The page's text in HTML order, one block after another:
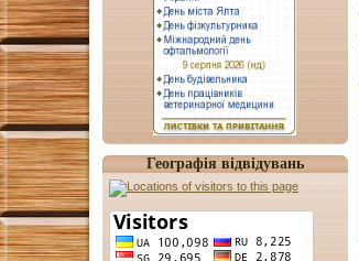
Географія відвідувань